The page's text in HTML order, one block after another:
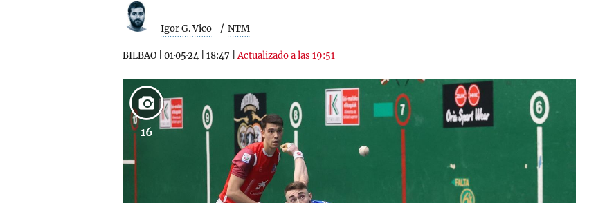
Igor G. Vico NTM
BILBAO 01·05·24 18:47 |Actualizado a las 19:51
16